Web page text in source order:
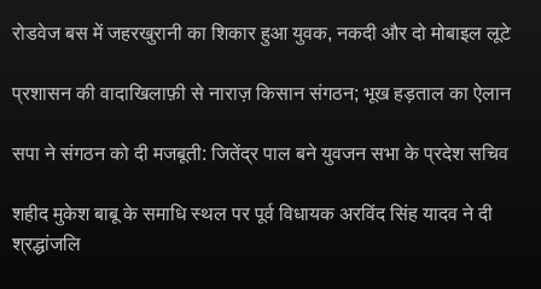
रोडवेज बस में जहरखुरानी का शिकार हुआ युवक, नकदी और दो मोबाइल लूटे
प्रशासन की वादाखिलाफ़ी से नाराज़ किसान संगठन; भूख हड़ताल का ऐलान
सपा ने संगठन को दी मजबूती: जितेंद्र पाल बने युवजन सभा के प्रदेश सचिव
शहीद मुकेश बाबू के समाधि स्थल पर पूर्व विधायक अरविंद सिंह यादव ने दी
श्रद्धांजलि